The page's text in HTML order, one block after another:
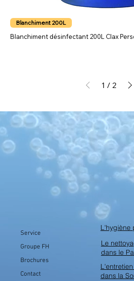
Blanchiment 200L
Blanchiment désinfectant 200L Clax
1 / 2
Service
Groupe FH
Brochures
Contact
L'hygiène
Le
dans le
dans la